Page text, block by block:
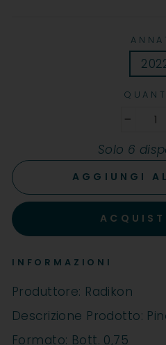
Solo 6
AGGIUNGI
INFORMAZIONI
Produttore: Radikon
Descrizione Prodotto:
Formato: Bott. 0,75